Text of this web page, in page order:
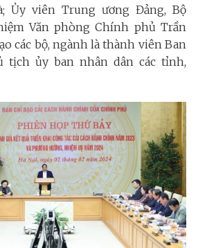
Ủy viên Trung ương Đảng, Bộ
Văn phòng Chính phủ Trần
các bộ, ngành là thành viên Ban
tịch ủy ban nhân dân các tỉnh,